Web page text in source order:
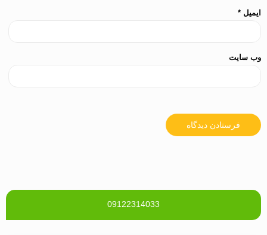
ایمیل *
وب‌ سایت
09122314033